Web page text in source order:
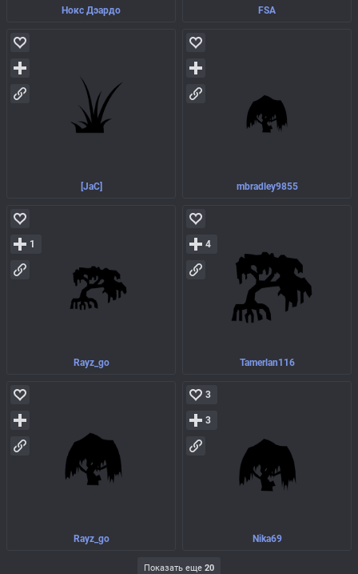
Нокс Дэардо FSA
[JaC] mbradley9855
Rayz_go
1
Tamerlan116
4
Rayz_go Nika69
3
3
Показать еще 20